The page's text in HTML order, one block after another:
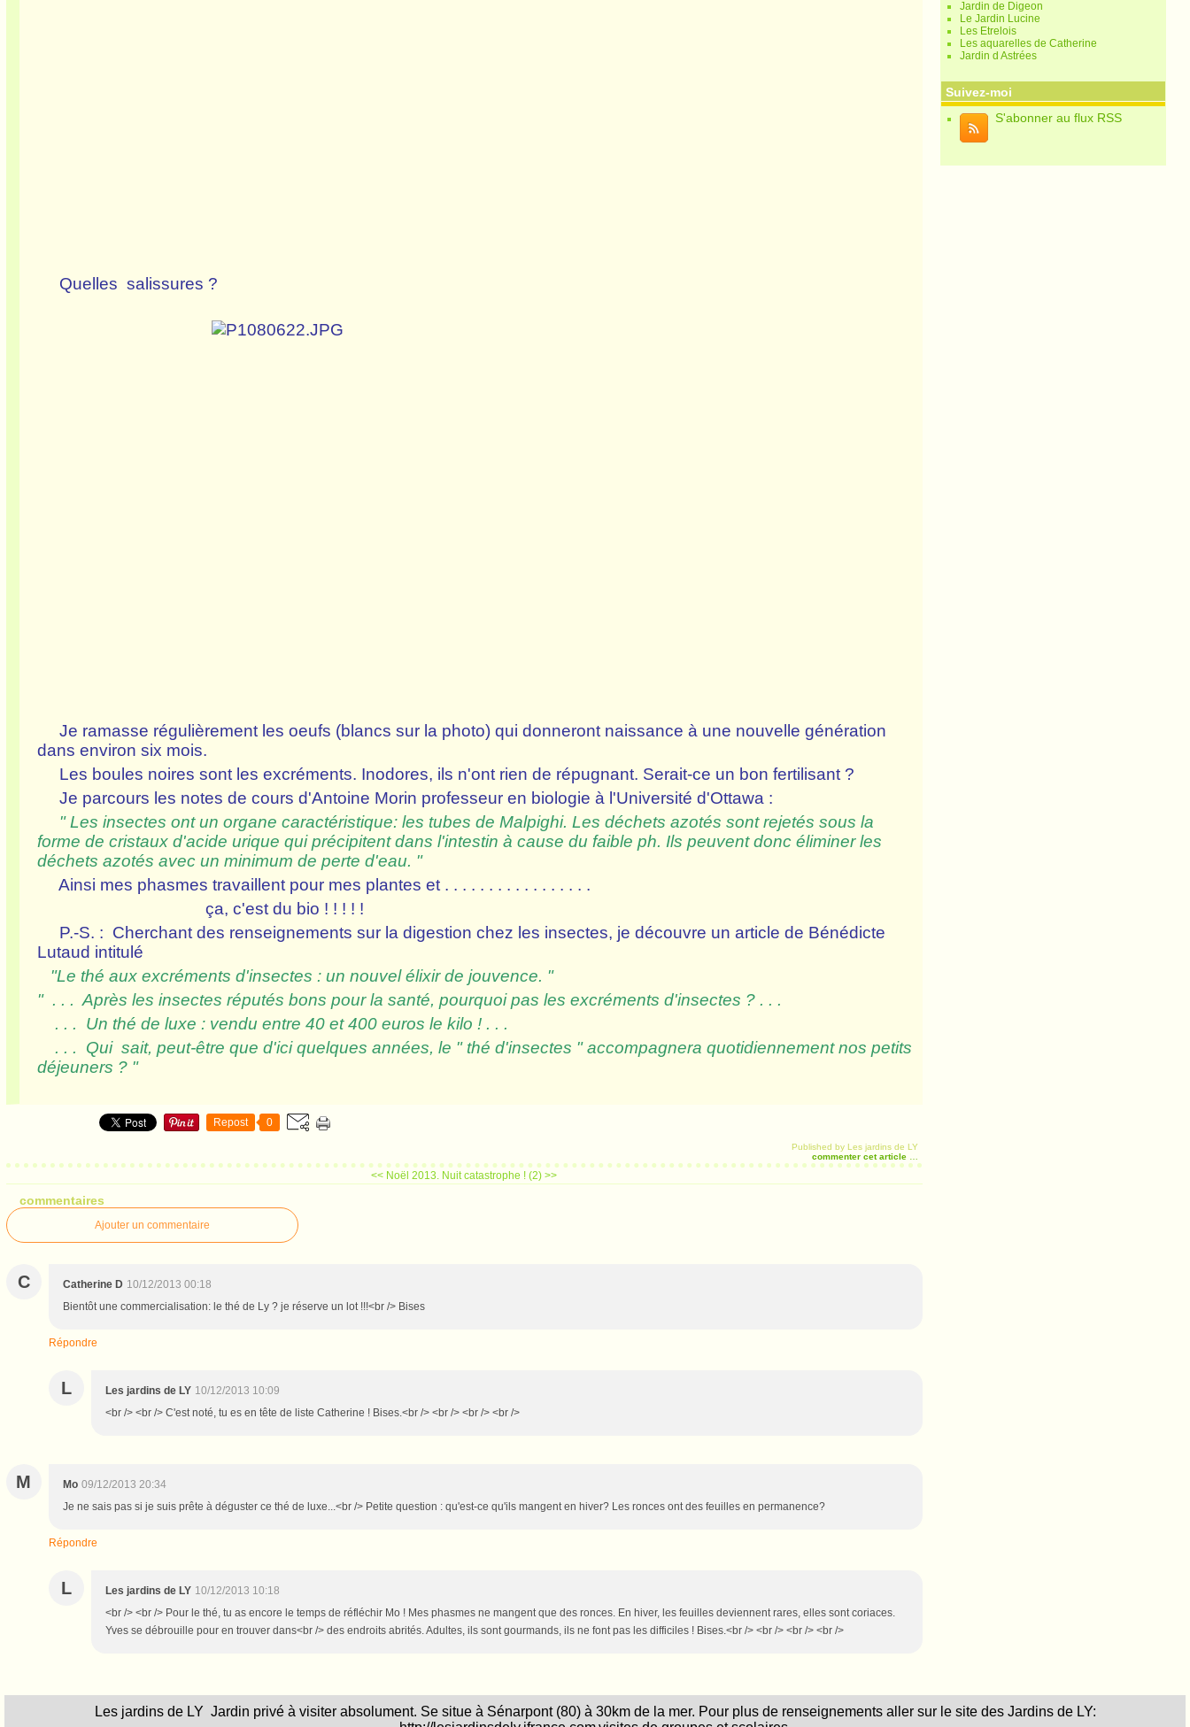
Quelles salissures ?
Je ramasse régulièrement les oeufs (blancs sur la photo) qui donneront naissance à une nouvelle génération
dans environ six mois.
Les boules noires sont les excréments. Inodores, ils n'ont rien de répugnant. Serait-ce un bon fertilisant ?
Je parcours les notes de cours d'Antoine Morin professeur en biologie à l'Université d'Ottawa :
" Les insectes ont un organe caractéristique: les tubes de Malpighi. Les déchets azotés sont rejetés sous la
forme de cristaux d'acide urique qui précipitent dans l'intestin à cause du faible ph. Ils peuvent donc éliminer les
déchets azotés avec un minimum de perte d'eau. "
Ainsi mes phasmes travaillent pour mes plantes et . . . . . . . . . . . . . . . . .
ça, c'est du bio ! ! ! ! !
P.-S. : Cherchant des renseignements sur la digestion chez les insectes, je découvre un article de Bénédicte
Lutaud intitulé
"Le thé aux excréments d'insectes : un nouvel élixir de jouvence. "
" . . . Après les insectes réputés bons pour la santé, pourquoi pas les excréments d'insectes ? . . .
. . . Un thé de luxe : vendu entre 40 et 400 euros le kilo ! . . .
. . . Qui sait, peut-être que d'ici quelques années, le " thé d'insectes " accompagnera quotidiennement nos petits
déjeuners ? "
Repost 0
Published by Les jardins de LY
commenter cet article
<< Noël 2013. Nuit catastrophe ! (2) >>
commentaires
Ajouter un commentaire
C Catherine D 10/12/2013 00:18
Bientôt une commercialisation: le thé de Ly ? je réserve un lot !!!<br /> Bises
Répondre
L Les jardins de LY 10/12/2013 10:09
<br /> <br /> C'est noté, tu es en tête de liste Catherine ! Bises.<br /> <br /> <br /> <br />
M Mo 09/12/2013 20:34
Je ne sais pas si je suis prête à déguster ce thé de luxe...<br /> Petite question : qu'est-ce qu'ils mangent en hiver? Les ronces ont des feuilles en permanence?
Répondre
L Les jardins de LY 10/12/2013 10:18
<br /> <br /> Pour le thé, tu as encore le temps de réfléchir Mo ! Mes phasmes ne mangent que des ronces. En hiver, les feuilles deviennent rares, elles sont coriaces.
Yves se débrouille pour en trouver dans<br /> des endroits abrités. Adultes, ils sont gourmands, ils ne font pas les difficiles ! Bises.<br /> <br /> <br /> <br />
Jardin de Digeon
Le Jardin Lucine
Les Etrelois
Les aquarelles de Catherine
Jardin d Astrées
Suivez-moi
S'abonner au flux RSS
Les jardins de LY Jardin privé à visiter absolument. Se situe à Sénarpont (80) à 30km de la mer. Pour plus de renseignements aller sur le site des Jardins de LY: